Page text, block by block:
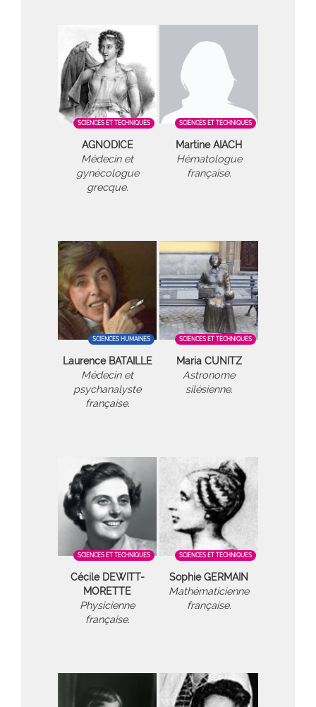
SCIENCES ET TECHNIQUES
AGNODICE
Médecin et
gynécologue
grecque.
SCIENCES ET TECHNIQUES
Martine AIACH
Hématologue
française.
SCIENCES HUMAINES
Laurence BATAILLE
Médecin et
psychanalyste
française.
SCIENCES ET TECHNIQUES
Maria CUNITZ
Astronome
silésienne.
SCIENCES ET TECHNIQUES
Cécile DEWITT-
MORETTE
Physicienne
française.
SCIENCES ET TECHNIQUES
Sophie GERMAIN
Mathématicienne
française.